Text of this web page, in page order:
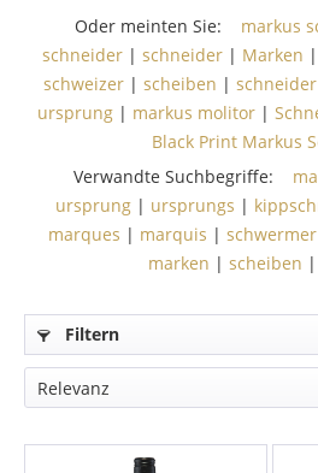
Oder meinten Sie: markus
schneider| schneider| Marken |
schweizer| scheiben |
ursprung | markus molitor |
Black Print Markus
Verwandte Suchbegriffe:
ursprung | ursprungs |
marques | marquis | schwermer
marken | scheiben |
Filtern